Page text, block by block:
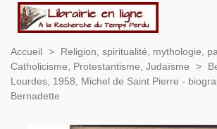
Accueil > Religion, spiritualité, mythologie,
Catholicisme, Protestantisme, Judaïsme
>
Lourdes, 1958, Michel de Saint Pierre -
Bernadette